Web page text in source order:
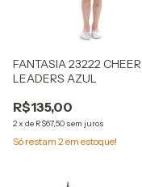
FANTASIA 23222 CHEER
LEADERS AZUL
R$135,00
2x de R$67,50 sem juros
Só restam 2em estoque!